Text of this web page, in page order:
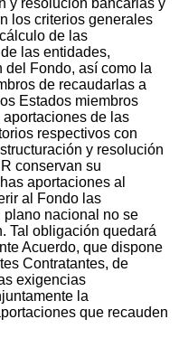
y resolución bancarias y
los criterios generales
de las
las entidades,
del Fondo, así como la
de recaudarlas a
Estados miembros
de las
respectivos con
y resolución
conservan su
aportaciones al
al Fondo las
nacional no se
Tal obligación quedará
Acuerdo, que dispone
Contratantes, de
exigencias
la
que recauden